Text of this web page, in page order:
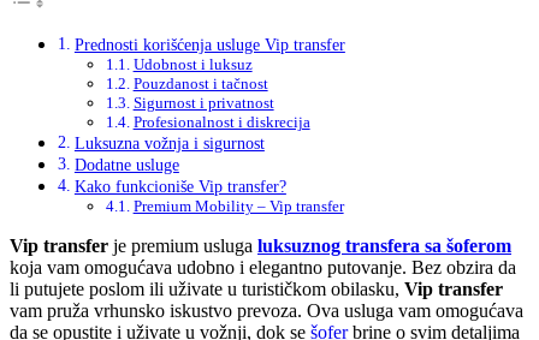
Prednosti korišćenja usluge Vip transfer
Udobnost i luksuz
Pouzdanost i tačnost
Sigurnost i privatnost
Profesionalnost i diskrecija
Luksuzna vožnja i sigurnost
Dodatne usluge
Kako funkcioniše Vip transfer?
Premium Mobility – Vip transfer
Vip transfer je premium usluga luksuznog transfera sa šoferom
koja vam omogućava udobno i elegantno putovanje. Bez obzira da
li putujete poslom ili uživate u turističkom obilasku, Vip transfer
vam pruža vrhunsko iskustvo prevoza. Ova usluga vam omogućava
da se opustite i uživate u vožnji, dok se šoferbrine o svim detaljima